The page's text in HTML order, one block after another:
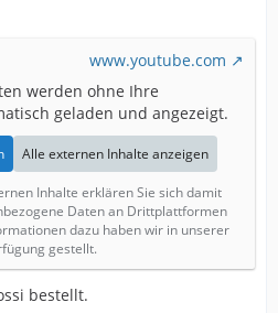
www.youtube.com
werden ohne Ihre
geladen und angezeigt.
Alle externen Inhalte anzeigen
Inhalte erklären Sie sich damit
Daten an Drittplattformen
dazu haben wir in unserer
gestellt.
bestellt.